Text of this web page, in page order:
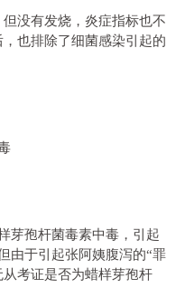
没有发烧，炎症指标也不
也排除了细菌感染引起的
芽孢杆菌毒素中毒，引起
由于引起张阿姨腹泻的“罪
考证是否为蜡样芽孢杆